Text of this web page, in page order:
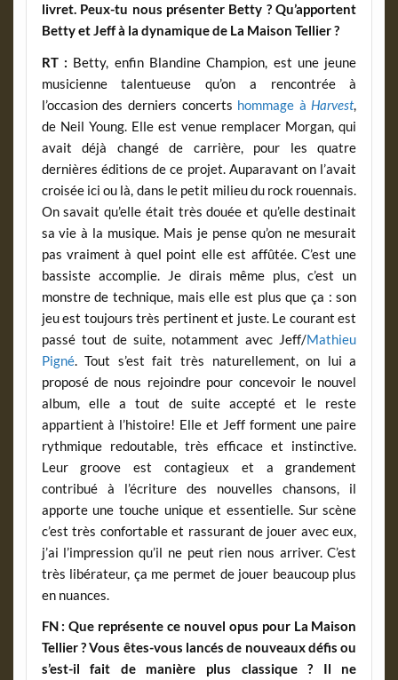
livret. Peux-tu nous présenter Betty ? Qu’apportent
Betty et Jeff à la dynamique de La Maison Tellier ?
RT : Betty, enfin Blandine Champion, est une jeune
musicienne talentueuse qu’on a rencontrée à
l’occasion des derniers concerts hommage à Harvest,
de Neil Young. Elle est venue remplacer Morgan, qui
avait déjà changé de carrière, pour les quatre
dernières éditions de ce projet. Auparavant on l’avait
croisée ici ou là, dans le petit milieu du rock rouennais.
On savait qu’elle était très douée et qu’elle destinait
sa vie à la musique. Mais je pense qu’on ne mesurait
pas vraiment à quel point elle est affûtée. C’est une
bassiste accomplie. Je dirais même plus, c’est un
monstre de technique, mais elle est plus que ça : son
jeu est toujours très pertinent et juste. Le courant est
passé tout de suite, notamment avec Jeff/Mathieu
Pigné. Tout s’est fait très naturellement, on lui a
proposé de nous rejoindre pour concevoir le nouvel
album, elle a tout de suite accepté et le reste
appartient à l’histoire! Elle et Jeff forment une paire
rythmique redoutable, très efficace et instinctive.
Leur groove est contagieux et a grandement
contribué à l’écriture des nouvelles chansons, il
apporte une touche unique et essentielle. Sur scène
c’est très confortable et rassurant de jouer avec eux,
j’ai l’impression qu’il ne peut rien nous arriver. C’est
très libérateur, ça me permet de jouer beaucoup plus
en nuances.
FN : Que représente ce nouvel opus pour La Maison
Tellier ? Vous êtes-vous lancés de nouveaux défis ou
s’est-il fait de manière plus classique ? Il ne